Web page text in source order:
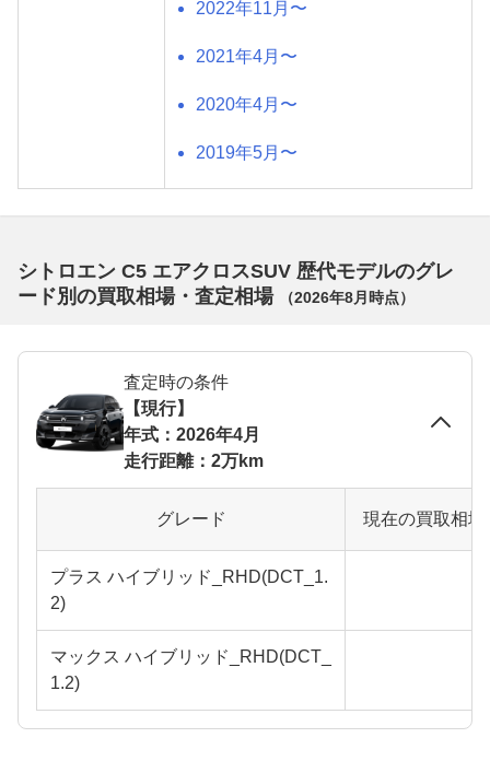
2022年11月〜
2021年4月〜
2020年4月〜
2019年5月〜
シトロエン C5 エアクロスSUV 歴代モデルのグレ
ード別の買取相場・査定相場
（2026年8月 時点）
査定時の条件
【現行】
年式：2026年4月
走行距離：2万km
グレード 現在の買取相
プラス ハイブリッド_RHD(DCT_1.
2)
マックス ハイブリッド_RHD(DCT_
1.2)